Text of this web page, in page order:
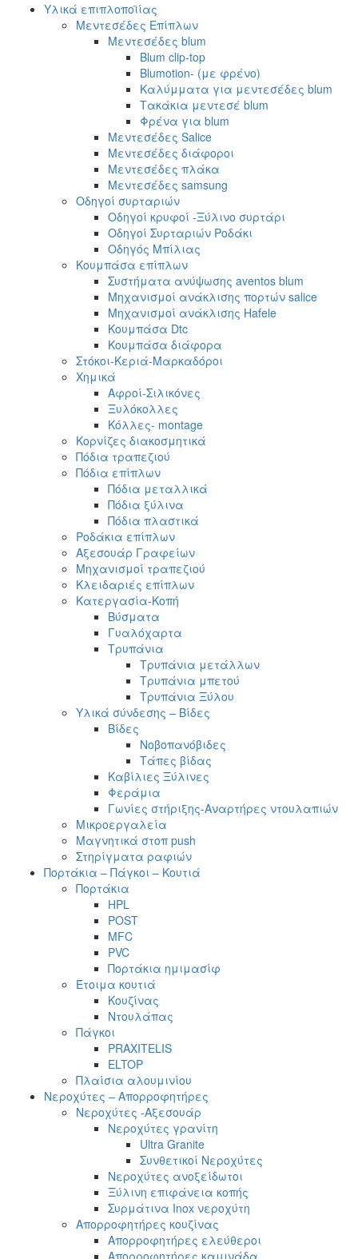
Υλικά επιπλοποϊίας
Μεντεσέδες Επίπλων
Μεντεσέδες blum
Blum clip-top
Blumotion- (με φρένο)
Καλύμματα για μεντεσέδες blum
Τακάκια μεντεσέ blum
Φρένα για blum
Μεντεσέδες Salice
Μεντεσέδες διάφοροι
Μεντεσέδες πλάκα
Μεντεσέδες samsung
Οδηγοί συρταριών
Οδηγοί κρυφοί -Ξύλινο συρτάρι
Οδηγοί Συρταριών Ροδάκι
Οδηγός Μπίλιας
Κουμπάσα επίπλων
Συστήματα ανύψωσης aventos blum
Μηχανισμοί ανάκλισης πορτών salice
Μηχανισμοί ανάκλισης Hafele
Κουμπάσα Dtc
Κουμπάσα διάφορα
Στόκοι-Κεριά-Μαρκαδόροι
Χημικά
Αφροί-Σιλικόνες
Ξυλόκολλες
Κόλλες- montage
Κορνίζες διακοσμητικά
Πόδια τραπεζιού
Πόδια επίπλων
Πόδια μεταλλικά
Πόδια ξύλινα
Πόδια πλαστικά
Ροδάκια επίπλων
Αξεσουάρ Γραφείων
Μηχανισμοί τραπεζιού
Κλειδαριές επίπλων
Κατεργασία-Κοπή
Βύσματα
Γυαλόχαρτα
Τρυπάνια
Τρυπάνια μετάλλων
Τρυπάνια μπετού
Τρυπάνια Ξύλου
Υλικά σύνδεσης – Βίδες
Βίδες
Νοβοπανόβιδες
Τάπες βίδας
Καβίλιες Ξύλινες
Φεράμια
Γωνίες στήριξης-Αναρτήρες ντουλαπιών
Μικροεργαλεία
Μαγνητικά στοπ push
Στηρίγματα ραφιών
Πορτάκια – Πάγκοι – Κουτιά
Πορτάκια
HPL
POST
MFC
PVC
Πορτάκια ημιμασίφ
Έτοιμα κουτιά
Κουζίνας
Ντουλάπας
Πάγκοι
PRAXITELIS
ELTOP
Πλαίσια αλουμινίου
Νεροχύτες – Απορροφητήρες
Νεροχύτες -Αξεσουάρ
Νεροχύτες γρανίτη
Ultra Granite
Συνθετικοί Νεροχύτες
Νεροχύτες ανοξείδωτοι
Ξύλινη επιφάνεια κοπής
Συρμάτινα Inox νεροχύτη
Απορροφητήρες κουζίνας
Απορροφητήρες ελεύθεροι